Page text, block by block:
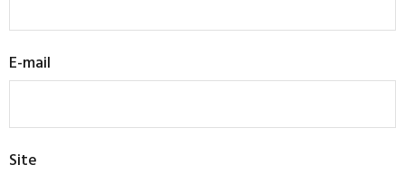
E-mail
Site